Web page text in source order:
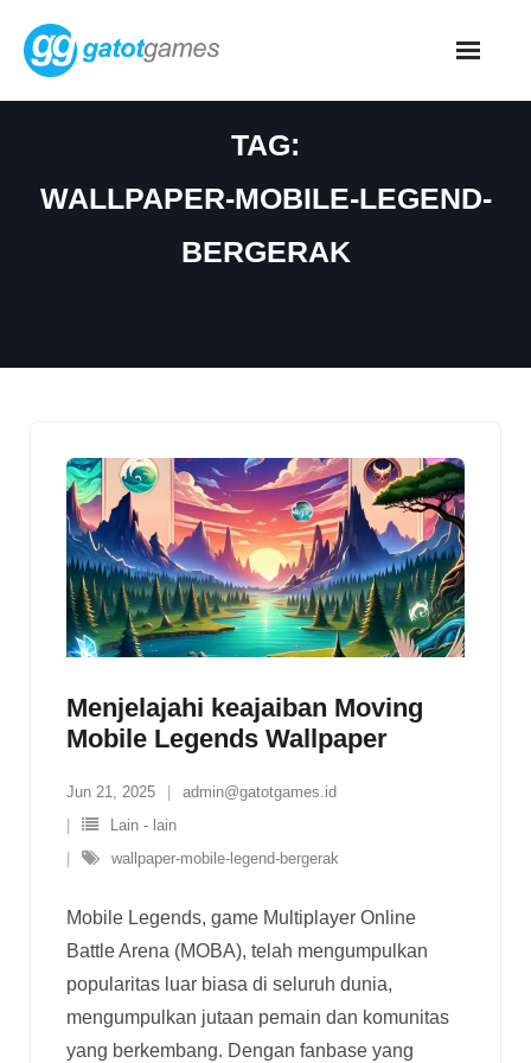
content
TAG:
WALLPAPER-MOBILE-LEGEND-
BERGERAK
Menjelajahi keajaiban Moving
Mobile Legends Wallpaper
Jun 21, 2025
admin@gatotgames.id
Lain - lain
wallpaper-mobile-legend-bergerak
Mobile Legends, game Multiplayer Online
Battle Arena (MOBA), telah mengumpulkan
popularitas luar biasa di seluruh dunia,
mengumpulkan jutaan pemain dan komunitas
yang berkembang. Dengan fanbase yang